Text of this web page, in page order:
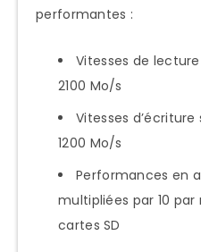
performantes :
Vitesses de
2100 Mo/s
Vitesses d’écriture
1200 Mo/s
Performances en
multipliées par 10
cartes SD